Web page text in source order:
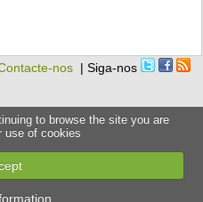
nos | Siga-nos
to browse the site you are
use of cookies